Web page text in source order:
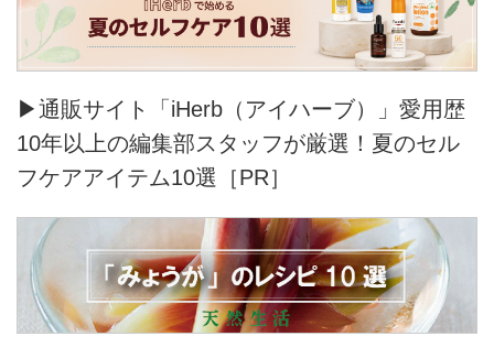
▶通販サイト「iHerb（アイハーブ）」愛用歴
10年以上の編集部スタッフが厳選！夏のセル
フケアアイテム10選［PR］